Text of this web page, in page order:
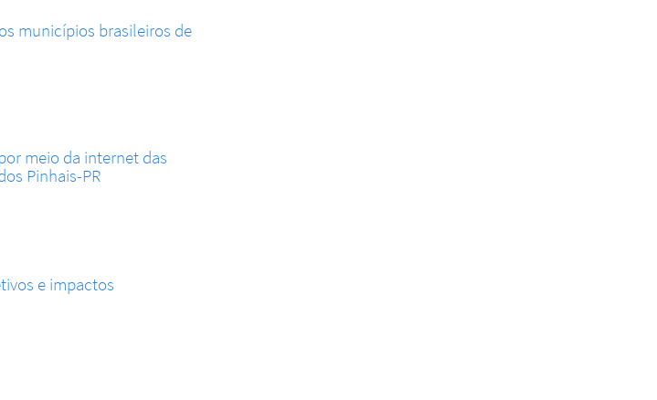
municípios brasileiros de
meio da internet das
Pinhais-PR
e impactos